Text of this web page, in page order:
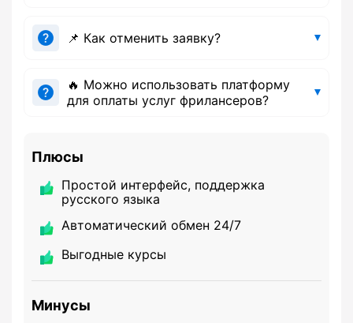
📌 Как отменить заявку?
🔥 Можно использовать платформу
для оплаты услуг фрилансеров?
Плюсы
Простой интерфейс, поддержка
русского языка
Автоматический обмен 24/7
Выгодные курсы
Минусы